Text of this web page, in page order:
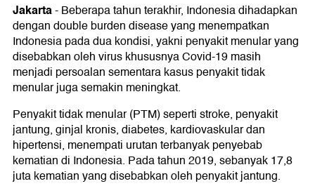
Jakarta-Beberapa tahun terakhir, Indonesia dihadapkan
dengan double burden disease yang menempatkan
Indonesia pada dua kondisi, yakni penyakit menular yang
disebabkan oleh virus khususnya Covid-19 masih
menjadi persoalan sementara kasus penyakit tidak
menular juga semakin meningkat.
Penyakit tidak menular (PTM) seperti stroke, penyakit
jantung, ginjal kronis, diabetes, kardiovaskular dan
hipertensi, menempati urutan terbanyak penyebab
kematian di Indonesia. Pada tahun 2019, sebanyak 17,8
juta kematian yang disebabkan oleh penyakit jantung.